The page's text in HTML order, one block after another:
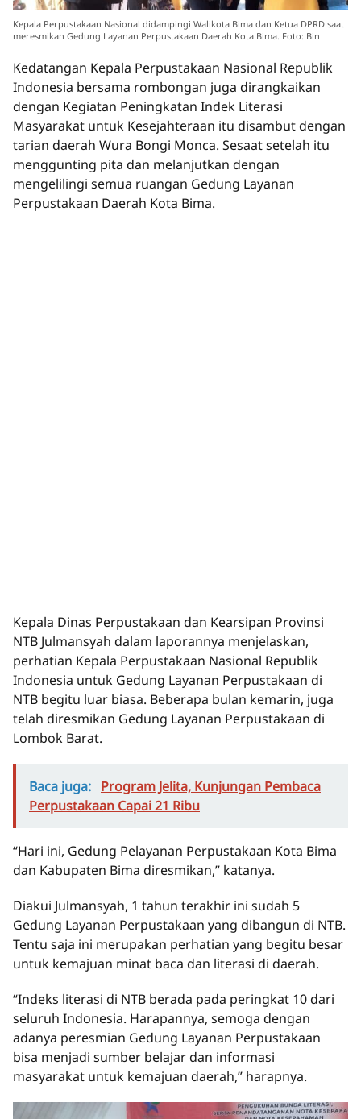
Kepala Perpustakaan Nasional didampingi Walikota Bima dan Ketua DPRD saat
meresmikan Gedung Layanan Perpustakaan Daerah Kota Bima. Foto: Bin
Kedatangan Kepala Perpustakaan Nasional Republik
Indonesia bersama rombongan juga dirangkaikan
dengan Kegiatan Peningkatan Indek Literasi
Masyarakat untuk Kesejahteraan itu disambut dengan
tarian daerah Wura Bongi Monca. Sesaat setelah itu
menggunting pita dan melanjutkan dengan
mengelilingi semua ruangan Gedung Layanan
Perpustakaan Daerah Kota Bima.
Kepala Dinas Perpustakaan dan Kearsipan Provinsi
NTB Julmansyah dalam laporannya menjelaskan,
perhatian Kepala Perpustakaan Nasional Republik
Indonesia untuk Gedung Layanan Perpustakaan di
NTB begitu luar biasa. Beberapa bulan kemarin, juga
telah diresmikan Gedung Layanan Perpustakaan di
Lombok Barat.
Baca juga: Program Jelita, Kunjungan Pembaca
Perpustakaan Capai 21 Ribu
“Hari ini, Gedung Pelayanan Perpustakaan Kota Bima
dan Kabupaten Bima diresmikan,” katanya.
Diakui Julmansyah, 1 tahun terakhir ini sudah 5
Gedung Layanan Perpustakaan yang dibangun di NTB.
Tentu saja ini merupakan perhatian yang begitu besar
untuk kemajuan minat baca dan literasi di daerah.
“Indeks literasi di NTB berada pada peringkat 10 dari
seluruh Indonesia. Harapannya, semoga dengan
adanya peresmian Gedung Layanan Perpustakaan
bisa menjadi sumber belajar dan informasi
masyarakat untuk kemajuan daerah,” harapnya.